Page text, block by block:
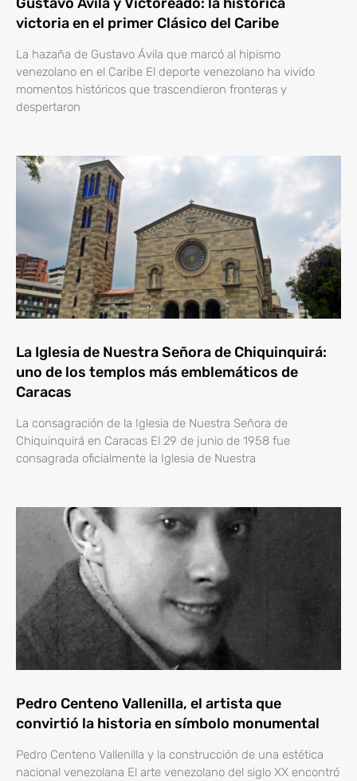
victoria en el primer Clásico del Caribe
La hazaña de Gustavo Ávila que marcó al hipismo
venezolano en el Caribe El deporte venezolano ha vivido
momentos históricos que trascendieron fronteras y
despertaron
La Iglesia de Nuestra Señora de Chiquinquirá:
uno de los templos más emblemáticos de
Caracas
La consagración de la Iglesia de Nuestra Señora de
Chiquinquirá en Caracas El 29 de junio de 1958 fue
consagrada oficialmente la Iglesia de Nuestra
Pedro Centeno Vallenilla, el artista que
convirtió la historia en símbolo monumental
Pedro Centeno Vallenilla y la construcción de una estética
nacional venezolana El arte venezolano del siglo XX encontró